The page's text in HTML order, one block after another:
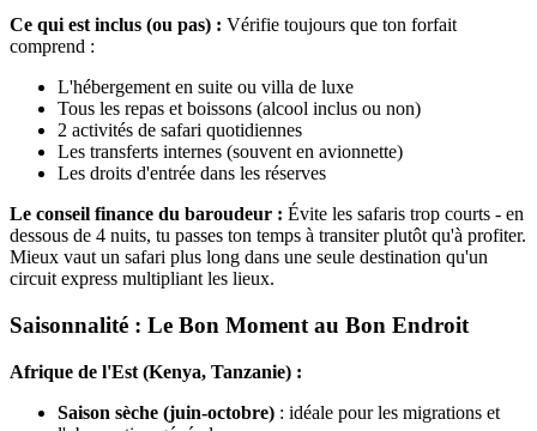
Ce qui est inclus (ou pas) : Vérifie toujours que ton forfait
comprend :
L'hébergement en suite ou villa de luxe
Tous les repas et boissons (alcool inclus ou non)
2 activités de safari quotidiennes
Les transferts internes (souvent en avionnette)
Les droits d'entrée dans les réserves
Le conseil finance du baroudeur : Évite les safaris trop courts - en
dessous de 4 nuits, tu passes ton temps à transiter plutôt qu'à profiter.
Mieux vaut un safari plus long dans une seule destination qu'un
circuit express multipliant les lieux.
Saisonnalité : Le Bon Moment au Bon Endroit
Afrique de l'Est (Kenya, Tanzanie) :
Saison sèche (juin-octobre) : idéale pour les migrations et